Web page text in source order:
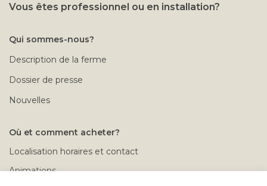
Vous êtes professionnel ou en installation?
Qui sommes-nous?
Description de la ferme
Dossier de presse
Nouvelles
Où et comment acheter?
Localisation horaires et contact
Animations